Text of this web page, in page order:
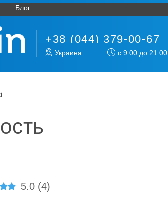
Блог
+38 (044) 379-00-67
Украина с 9:00 до 21:00
5.0 (4)